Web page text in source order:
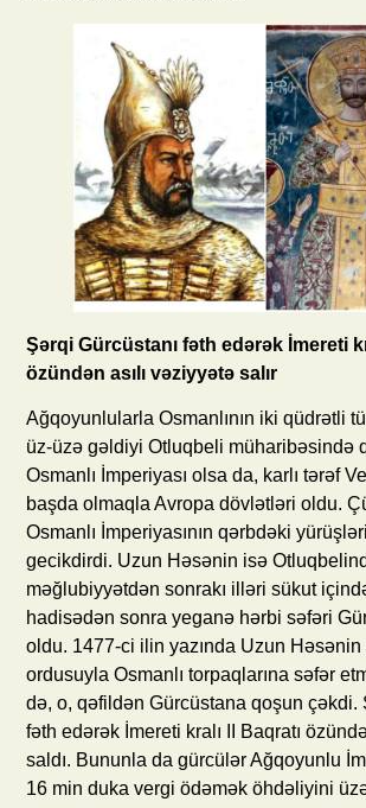
Şərqi Gürcüstanı fəth edərək İmereti
özündən asılı vəziyyətə salır
Ağqoyunlularla Osmanlının iki qüdrətli
üz-üzə gəldiyi Otluqbeli müharibəsində
Osmanlı İmperiyası olsa da, karlı tərəf
başda olmaqla Avropa dövlətləri oldu.
Osmanlı İmperiyasının qərbdəki
gecikdirdi. Uzun Həsənin isə
məğlubiyyətdən sonrakı illəri sükut
hadisədən sonra yeganə hərbi səfəri
oldu. 1477-ci ilin yazında Uzun Həsənin
ordusuyla Osmanlı torpaqlarına səfər
də, o, qəfildən Gürcüstana qoşun çəkdi.
fəth edərək İmereti kralı II Baqratı
saldı. Bununla da gürcülər Ağqoyunlu
16 min duka vergi ödəmək öhdəliyini